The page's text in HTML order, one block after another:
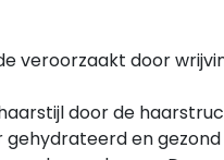
veroorzaakt door
door de
gehydrateerd en